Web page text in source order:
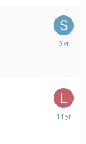
July
October